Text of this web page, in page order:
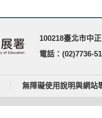
100218臺北市中
電話：(02)7736-
無障礙使用說明與網站